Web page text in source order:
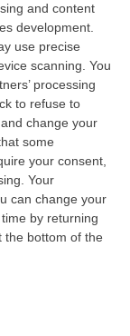
and content
development.
use precise
scanning. You
processing
to refuse to
change your
some
your consent,
Your
can change your
by returning
the bottom of the
prima